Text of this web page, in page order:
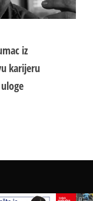
iz
karijeru